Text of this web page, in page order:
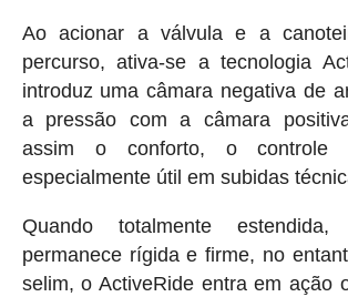
Ao acionar a válvula e a
percurso, ativa-se a tecnologia
introduz uma câmara negativa de
a pressão com a câmara
assim o conforto, o
especialmente útil em subidas
Quando totalmente
permanece rígida e firme, no
selim, o ActiveRide entra em ação